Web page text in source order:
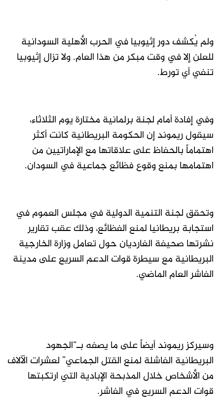
ولم يُكشف دور إثيوبيا في الحرب الأهلية السودانية
للعلن إلا في وقت مبكر من هذا العام. ولا تزال إثيوبيا
تنفي أي تورط.
وفي إفادة أمام لجنة برلمانية مختارة يوم الثلاثاء،
سيقول ريموند إن الحكومة البريطانية كانت أكثر
اهتماماً بالحفاظ على علاقاتها مع الإماراتيين من
اهتمامها بمنع وقوع فظائع جماعية في السودان.
وتحقق لجنة التنمية الدولية في مجلس العموم في
استجابة بريطانيا لمنع الفظائع، وذلك عقب تقارير
نشرتها صحيفة الغارديان حول تعامل وزارة الخارجية
البريطانية مع سيطرة قوات الدعم السريع على مدينة
الفاشر العام الماضي.
وسيركز ريموند أيضاً على ما يصفه بـ“الجهود
البريطانية الفاشلة لمنع القتل الجماعي” لعشرات الآلاف
من الأشخاص خلال المذبحة الإبادية التي ارتكبتها
قوات الدعم السريع في الفاشر.